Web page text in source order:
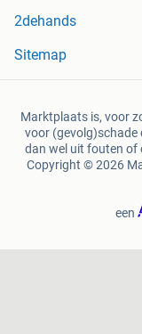
2dehands
Sitemap
Marktplaats is, voor
voor (gevolg)schade
dan wel uit fouten of
Copyright © 2026
een